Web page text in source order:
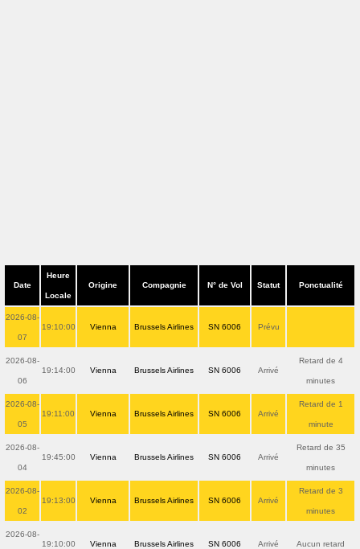
Date
Heure
Locale
Origine Compagnie N° de Vol Statut Ponctualité
2026-08-
07
19:10:00 Vienna Brussels Airlines SN 6006 Prévu
2026-08-
06
19:14:00 Vienna Brussels Airlines SN 6006 Arrivé
Retard de 4
minutes
2026-08-
05
19:11:00 Vienna Brussels Airlines SN 6006 Arrivé
Retard de 1
minute
2026-08-
04
19:45:00 Vienna Brussels Airlines SN 6006 Arrivé
Retard de 35
minutes
2026-08-
02
19:13:00 Vienna Brussels Airlines SN 6006 Arrivé
Retard de 3
minutes
2026-08-
19:10:00 Vienna Brussels Airlines SN 6006 Arrivé Aucun retard